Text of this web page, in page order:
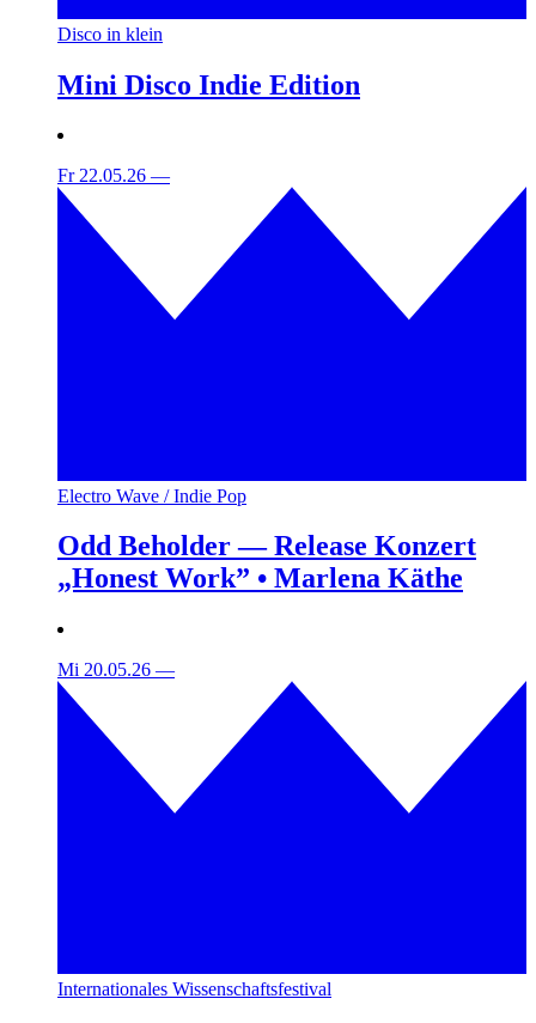
Disco in klein
Mini Disco Indie Edition
Fr 22.05.26 —
Electro Wave / Indie Pop
Odd Beholder — Release Konzert
„Honest Work” • Marlena Käthe
Mi 20.05.26 —
Internationales Wissenschaftsfestival